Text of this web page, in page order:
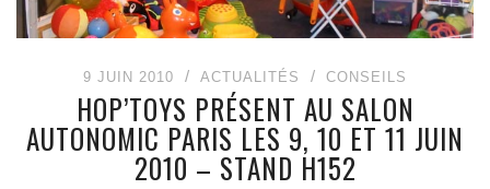
9 JUIN 2010 ACTUALITÉS CONSEILS
HOP’TOYS PRÉSENT AU SALON
AUTONOMIC PARIS LES 9, 10 ET 11 JUIN
2010 – STAND H152